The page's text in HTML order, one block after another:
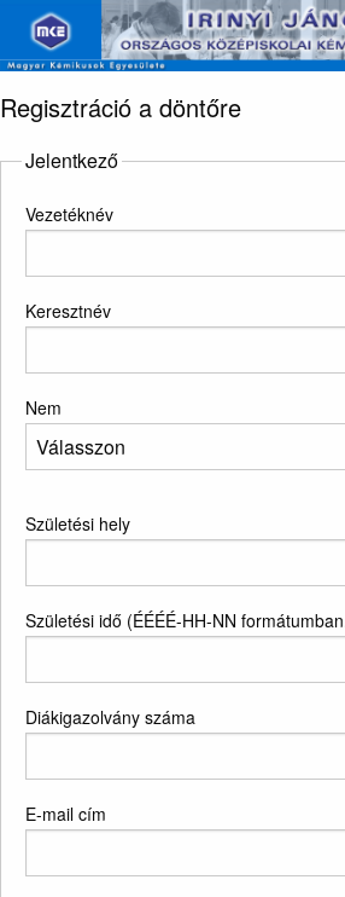
Regisztráció a döntőre
Jelentkező
Vezetéknév
Keresztnév
Nem
Születési hely
Születési idő (ÉÉÉÉ-HH-NN
Diákigazolvány száma
E-mail cím